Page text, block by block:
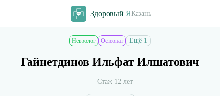
Здоровый ЯКазань
Невролог Остеопат Ещё 1
Гайнетдинов Ильфат Илшатович
Стаж 12 лет